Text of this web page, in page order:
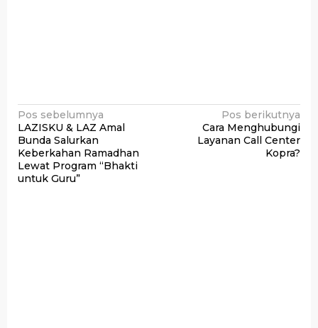
Navigasi
pos
Pos sebelumnya
LAZISKU & LAZ Amal
Bunda Salurkan
Keberkahan Ramadhan
Lewat Program “Bhakti
untuk Guru”
Pos berikutnya
Cara Menghubungi
Layanan Call Center
Kopra?